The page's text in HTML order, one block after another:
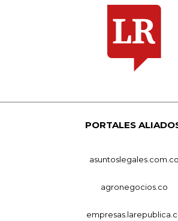
PORTALES
asuntoslegales.com.co
agronegocios.co